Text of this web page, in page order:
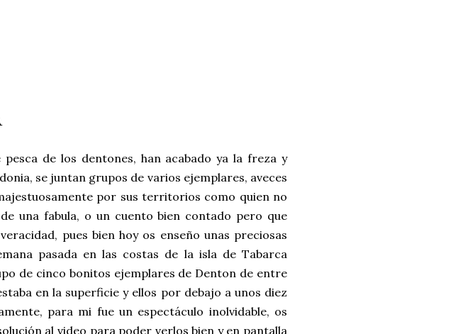
de los dentones, han acabado ya la freza y
se juntan grupos de varios ejemplares, aveces
por sus territorios como quien no
una fabula, o un cuento bien contado pero que
pues bien hoy os enseño unas preciosas
pasada en las costas de la isla de Tabarca
de cinco bonitos ejemplares de Denton de entre
en la superficie y ellos por debajo a unos diez
para mi fue un espectáculo inolvidable, os
al video para poder verlos bien y en pantalla